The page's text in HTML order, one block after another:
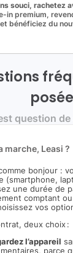
souci, rachetez
in premium,
bénéficiez du
question
marche, Leasi ?
bonjour :
(smartphone,
une durée de
comptant
vos
deux choix :
l’appareil
parce